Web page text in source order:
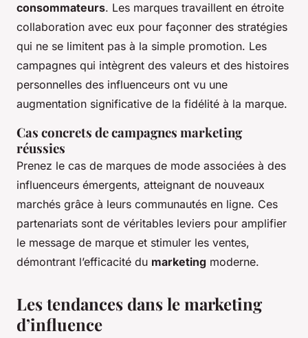
consommateurs. Les marques travaillent en étroite
collaboration avec eux pour façonner des stratégies
qui ne se limitent pas à la simple promotion. Les
campagnes qui intègrent des valeurs et des histoires
personnelles des influenceurs ont vu une
augmentation significative de la fidélité à la marque.
Cas concrets de campagnes marketing
réussies
Prenez le cas de marques de mode associées à des
influenceurs émergents, atteignant de nouveaux
marchés grâce à leurs communautés en ligne. Ces
partenariats sont de véritables leviers pour amplifier
le message de marque et stimuler les ventes,
démontrant l’efficacité du marketing moderne.
Les tendances dans le marketing
d’influence